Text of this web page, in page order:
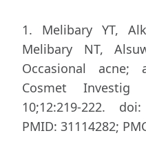
1. Melibary YT,
Melibary NT,
Occasional
Cosmet Investig
10;12:219-222. doi:
PMID: 31114282;